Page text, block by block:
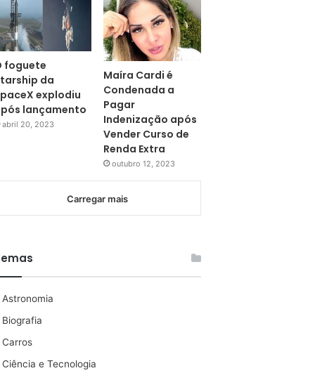
foguete
da
explodiu
lançamento
abril 20, 2023
Maíra Cardi é
Condenada a
Pagar
Indenização após
Vender Curso de
Renda Extra
outubro 12, 2023
Carregar mais
Astronomia
Biografia
Carros
Ciência e Tecnologia